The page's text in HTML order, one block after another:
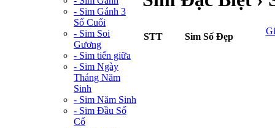
- Sim Gánh 3
Số Cuối
- Sim Soi
Gương
- Sim tiến giữa
- Sim Ngày
Tháng Năm
Sinh
- Sim Năm Sinh
- Sim Đầu Số
Cổ
STT Sim Số Đẹp